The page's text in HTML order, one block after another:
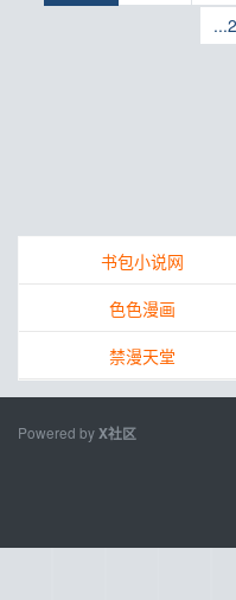
书包小说网
色色漫画
禁漫天堂
Powered byX社区